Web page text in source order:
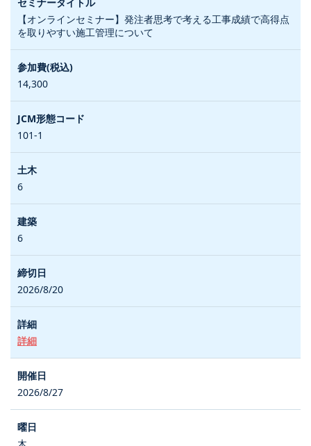
【オンラインセミナー】発注者思考で考える工事成績で高得点
を取りやすい施工管理について
14,300
101-1
6
6
2026/8/20
詳細
2026/8/27